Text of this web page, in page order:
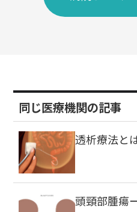
同じ医療機関の記事
透析療法と
頭頸部腫瘍